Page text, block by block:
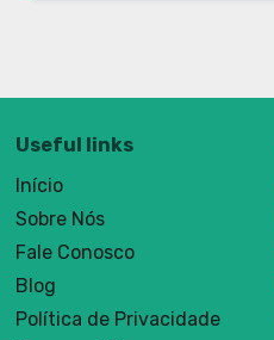
Useful links
Início
Sobre Nós
Fale Conosco
Blog
Política de Privacidade